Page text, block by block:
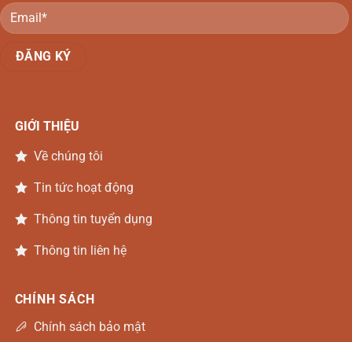
GIỚI THIỆU
Về chúng tôi
Tin tức hoạt động
Thông tin tuyển dụng
Thông tin liên hệ
CHÍNH SÁCH
Chính sách bảo mật